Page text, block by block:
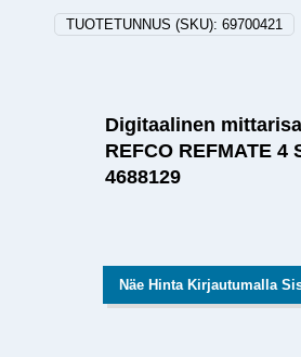
TUOTETUNNUS (SKU): 69700421
Digitaalinen
REFCO REFMATE 4
4688129
Näe Hinta Kirjautumalla